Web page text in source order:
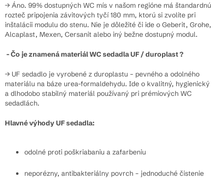
→ Áno. 99% dostupných WC mís v našom regióne má štandardnú
rozteč pripojenia závitových tyčí 180 mm, ktorú si zvolíte pri
inštalácii modulu do stenu. Nie je dôležité či ide o Geberit, Grohe,
Alcaplast, Mexen, Cersanit alebo iný bežne dostupný modul.
- Čo je znamená materiál WC sedadla UF / duroplast ?
→ UF sedadlo je vyrobené z duroplastu – pevného a odolného
materiálu na báze urea-formaldehydu. Ide o kvalitný, hygienický
a dlhodobo stabilný materiál používaný pri prémiových WC
sedadlách.
Hlavné výhody UF sedadla:
odolné proti poškriabaniu a zafarbeniu
neporézny, antibakteriálny povrch – jednoduché čistenie